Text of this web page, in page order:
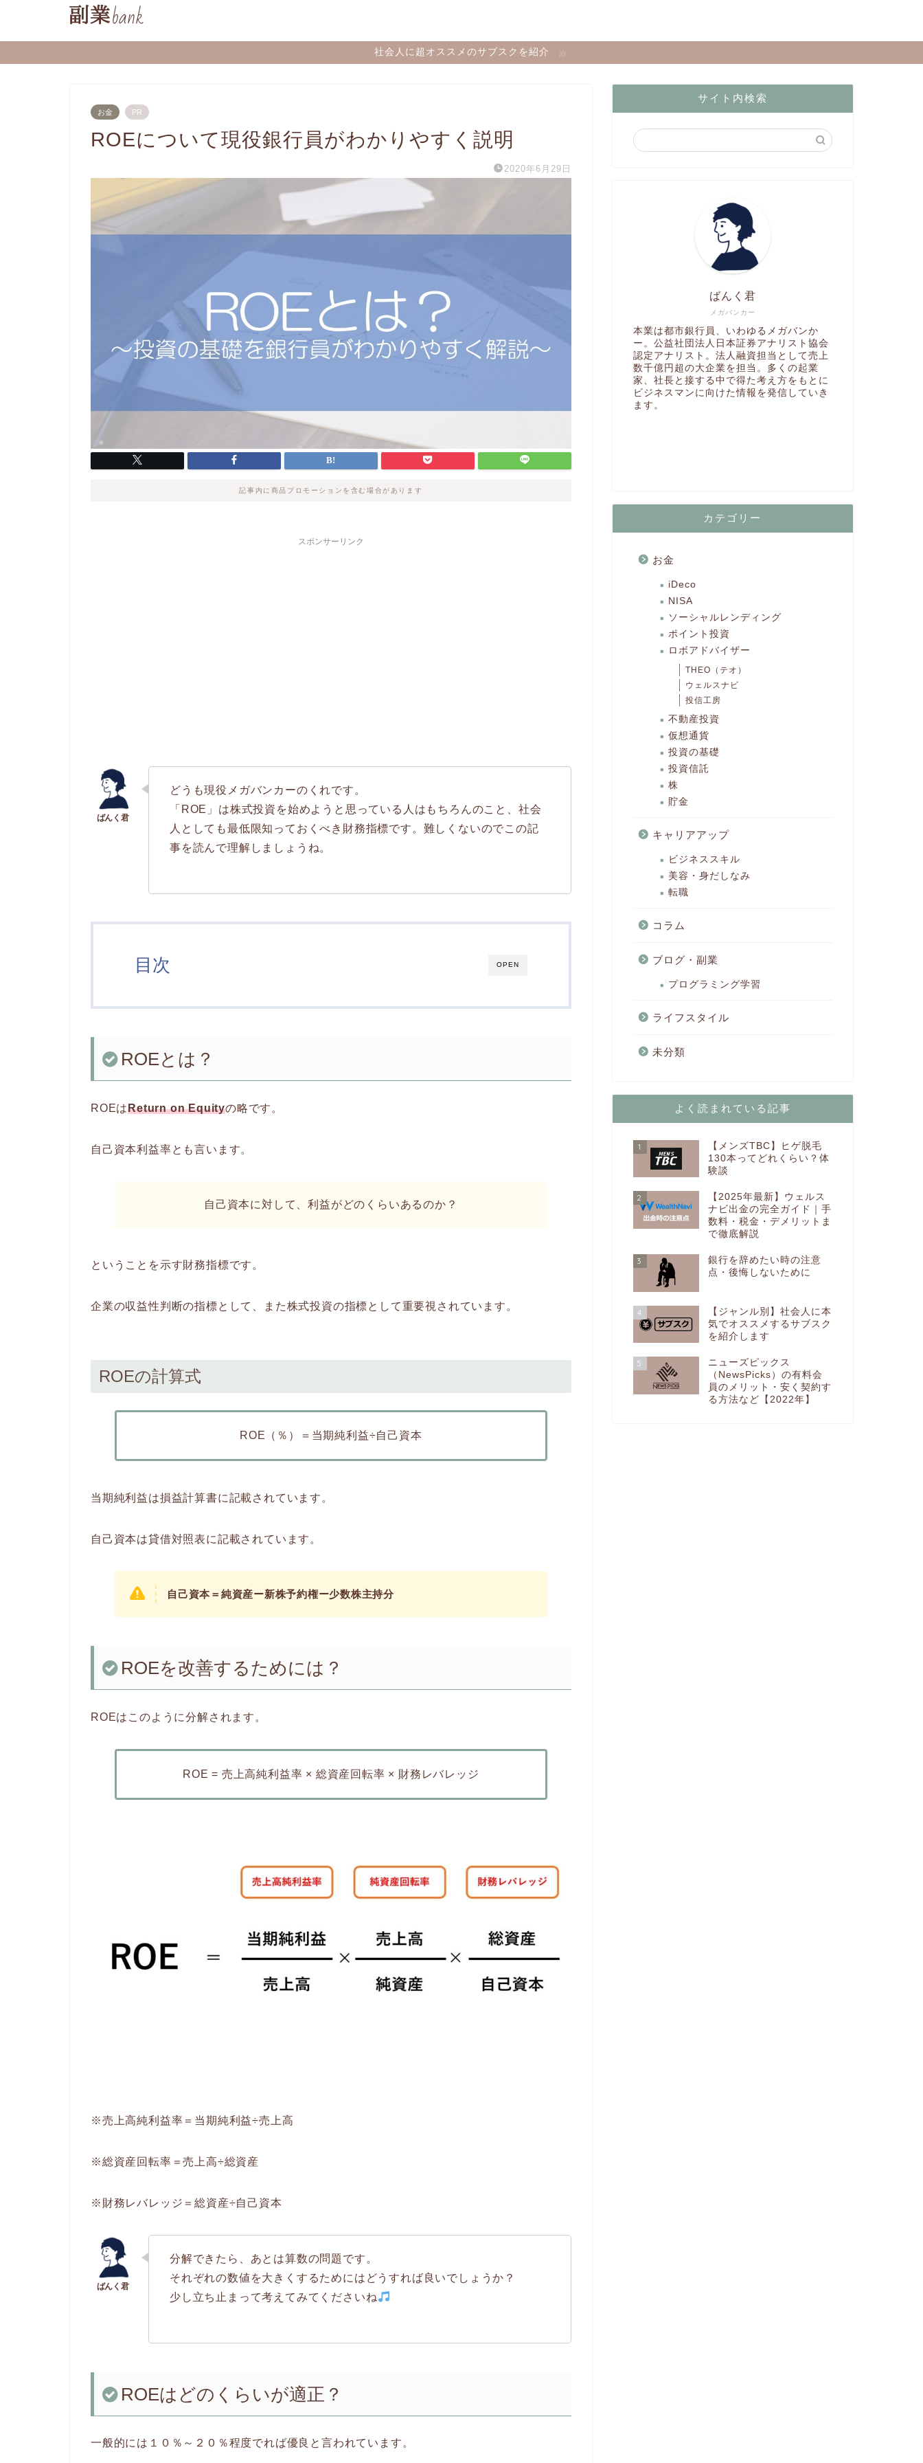
社会人に超オススメのサブスクを紹介
お金 PR
ROEについて現役銀行員がわかりやすく説明
2020年6月29日
記事内に商品プロモーションを含む場合があります
スポンサーリンク
どうも現役メガバンカーのくれです。
「ROE」は株式投資を始めようと思っている人はもちろんのこと、社会
人としても最低限知っておくべき財務指標です。難しくないのでこの記
事を読んで理解しましょうね。
OPEN
目次
ROEとは？
ROEはReturn on Equityの略です。
自己資本利益率とも言います。
自己資本に対して、利益がどのくらいあるのか？
ということを示す財務指標です。
企業の収益性判断の指標として、また株式投資の指標として重要視されています。
ROEの計算式
ROE（％）＝当期純利益÷自己資本
当期純利益は損益計算書に記載されています。
自己資本は貸借対照表に記載されています。
自己資本＝純資産ー新株予約権ー少数株主持分
ROEを改善するためには？
ROEはこのように分解されます。
ROE = 売上高純利益率 × 総資産回転率 × 財務レバレッジ
※売上高純利益率＝当期純利益÷売上高
※総資産回転率＝売上高÷総資産
※財務レバレッジ＝総資産÷自己資本
分解できたら、あとは算数の問題です。
それぞれの数値を大きくするためにはどうすれば良いでしょうか？
少し立ち止まって考えてみてくださいね
ROEはどのくらいが適正？
一般的には１０％～２０％程度でれば優良と言われています。
サイト内検索
メガバンカー
ばんく君
本業は都市銀行員、いわゆるメガバンか
ー。公益社団法人日本証券アナリスト協会
認定アナリスト。法人融資担当として売上
数千億円超の大企業を担当。多くの起業
家、社長と接する中で得た考え方をもとに
ビジネスマンに向けた情報を発信していき
ます。
カテゴリー
お金
iDeco
NISA
ソーシャルレンディング
ポイント投資
ロボアドバイザー
THEO（テオ）
ウェルスナビ
投信工房
不動産投資
仮想通貨
投資の基礎
投資信託
株
貯金
キャリアアップ
ビジネススキル
美容・身だしなみ
転職
コラム
ブログ・副業
プログラミング学習
ライフスタイル
未分類
よく読まれている記事
1
【メンズTBC】ヒゲ脱毛
130本ってどれくらい？体
験談
2
【2025年最新】ウェルス
ナビ出金の完全ガイド｜手
数料・税金・デメリットま
で徹底解説
3
銀行を辞めたい時の注意
点・後悔しないために
4
【ジャンル別】社会人に本
気でオススメするサブスク
を紹介します
5
ニューズピックス
（NewsPicks）の有料会
員のメリット・安く契約す
る方法など【2022年】